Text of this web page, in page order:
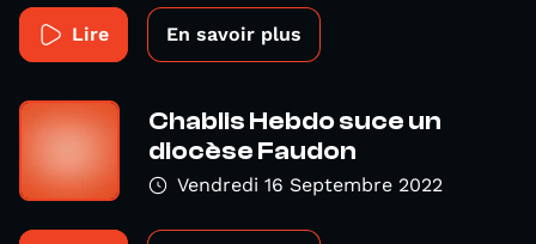
Lire En savoir plus
Chablis Hebdo suce un
diocèse Faudon
Vendredi 16 Septembre 2022